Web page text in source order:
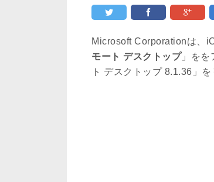
Microsoft Corporationは、
モート デスクトップ」をを
ト デスクトップ 8.1.36」を